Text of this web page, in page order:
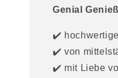
Genial
✔️
✔️ von
✔️ mit Liebe